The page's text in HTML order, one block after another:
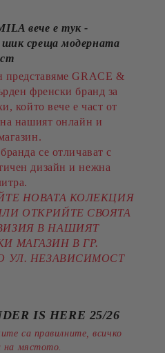
вече е тук -
среща модерната
представяме GRACE &
френски бранд за
който вече е част от
нашият онлайн и
се отличават с
дизайн и нежна
НОВАТА КОЛЕКЦИЯ
ОТКРИЙТЕ СВОЯТА
В НАШИЯТ
МАГАЗИН В ГР.
УЛ. НЕЗАВИСИМОСТ
IS HERE 25/26
са правилните, всичко
на мястото.